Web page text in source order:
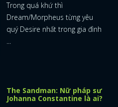
Trong quá khứ thì
Dream/Morpheus từng yêu
quý Desire nhất trong gia đình
...
The Sandman: Nữ pháp sư
Johanna Constantine là ai?